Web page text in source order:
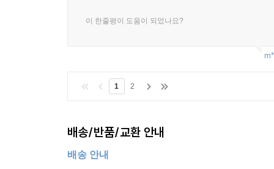
이 한줄평이 도움이 되었나요?
1 2
배송/반품/교환 안내
배송 안내